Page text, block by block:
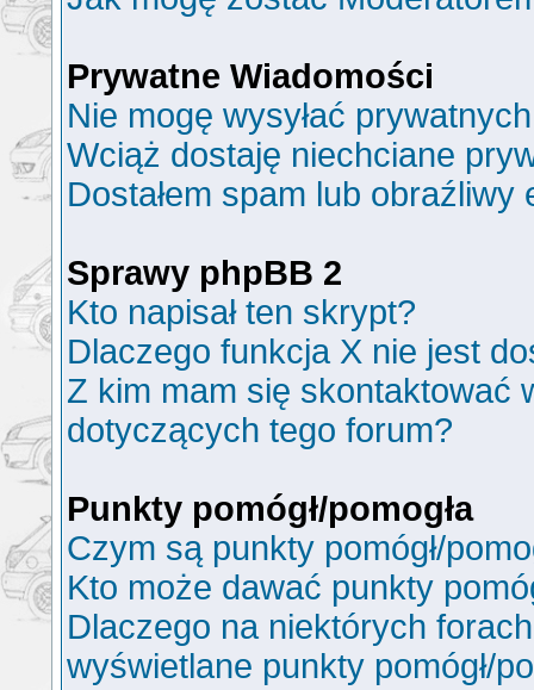
Prywatne Wiadomości
Nie mogę wysyłać
Wciąż dostaję niechciane
Dostałem spam lub
Sprawy phpBB 2
Kto napisał ten skrypt?
Dlaczego funkcja X nie jest
Z kim mam się skontaktować
dotyczących tego forum?
Punkty pomógł/pomogła
Czym są punkty pomógł/
Kto może dawać punkty
Dlaczego na niektórych
wyświetlane punkty pomógł/